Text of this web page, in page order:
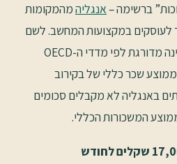
ברשימה –אנגליהמהמקומות
לעוסקים במקצועות המחשב. לשם
השוואה, בשאר המקצועות המדינה מדורגת לפי מדדי ה-OECD
שכר כללי של בקירוב
באנגליה לא מקבלים סכומים
המשכורות הכללי.